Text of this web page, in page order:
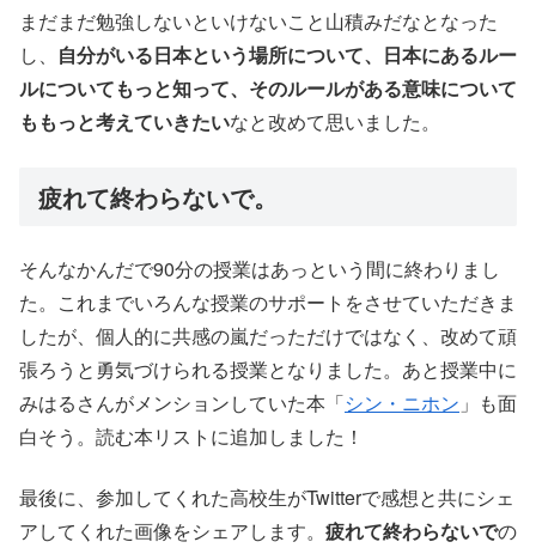
まだまだ勉強しないといけないこと山積みだなとなった
し、 自分がいる日本という場所について、日本にあるルー
ルについてもっと知って、そのルールがある意味について
ももっと考えていきたいなと改めて思いました。
疲れて終わらないで。
そんなかんだで90分の授業はあっという間に終わりまし
た。これまでいろんな授業のサポートをさせていただきま
したが、個人的に共感の嵐だっただけではなく、改めて頑
張ろうと勇気づけられる授業となりました。あと授業中に
みはるさんがメンションしていた本「シン・ニホン 」も面
白そう。読む本リストに追加しました！
最後に、参加してくれた高校生がTwitterで感想と共にシェ
アしてくれた画像をシェアします。 疲れて終わらないでの